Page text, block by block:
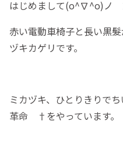
はじめまして(o^∇^o)ノ
赤い電動車椅子と長い黒
ヅキカゲリです。
ミカヅキ、ひとりきりで
革命 †をやっています。